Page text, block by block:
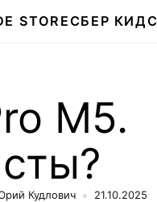
STORE СБЕР КИДС
M5.
Кудлович 21.10.2025